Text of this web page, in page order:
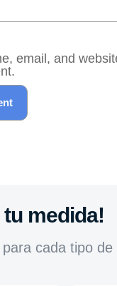
email, and
tu medida!
cada tipo